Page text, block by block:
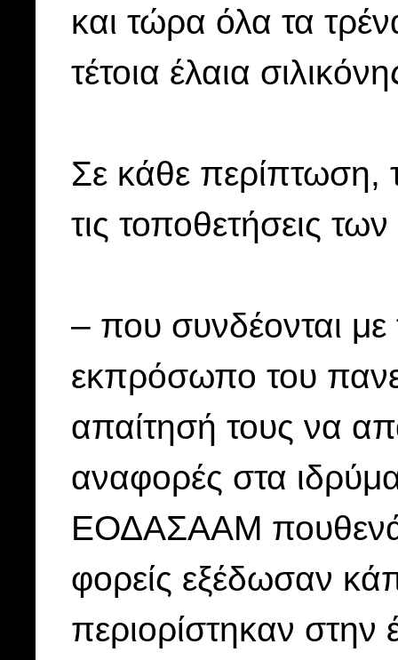
και τώρα όλα τα
τέτοια έλαια
Σε κάθε
τις τοποθετήσεις
– που συνδέονται με
εκπρόσωπο του
απαίτησή τους να
αναφορές στα
ΕΟΔΑΣΑΑΜ πουθενά
φορείς εξέδωσαν
περιορίστηκαν